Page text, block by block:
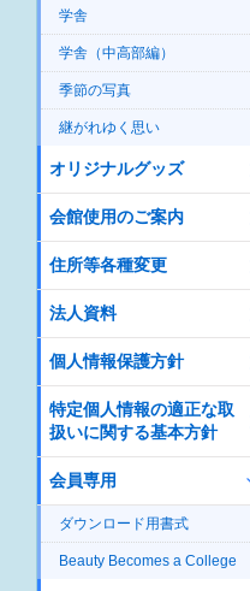
学舎
学舎（中高部編）
季節の写真
継がれゆく思い
オリジナルグッズ
会館使用のご案内
住所等各種変更
法人資料
個人情報保護方針
特定個人情報の適正な取
扱いに関する基本方針
会員専用
ダウンロード用書式
Beauty Becomes a College